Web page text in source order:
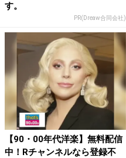
す。
PR(Dreaw合同会社)
【90・00年代洋楽】無料配信
中！Rチャンネルなら登録不